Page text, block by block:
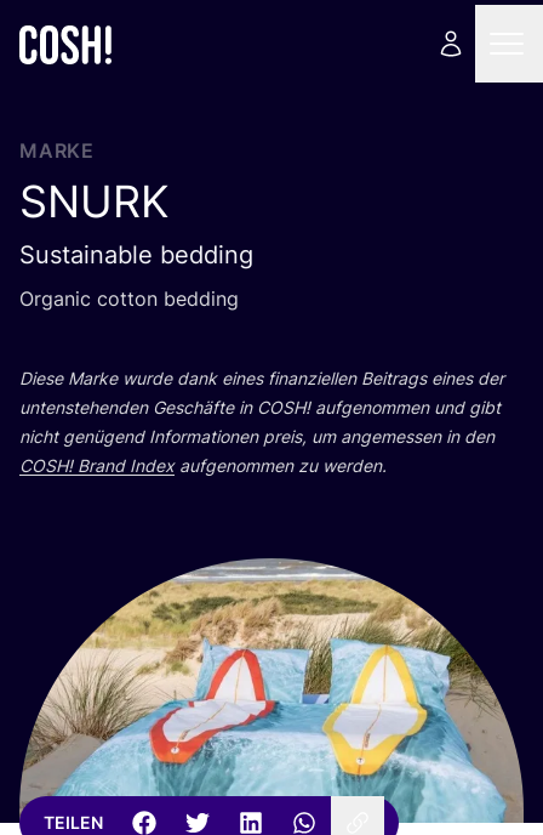
MARKE
SNURK
Sustainable bedding
Orga­nic cot­ton bedding
Die­se Mar­ke wur­de dank eines finan­zi­el­len Bei­trags eines der
unten­ste­hen­den Geschäf­te in COSH! auf­ge­nom­men und gibt
nicht genü­gend Infor­ma­tio­nen preis, um ange­mes­sen in den
COSH! Brand Indexauf­ge­nom­men zu werden.
TEILEN